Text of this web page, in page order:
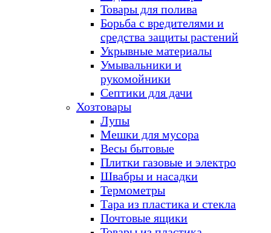
Товары для полива
Борьба с вредителями и
средства защиты растений
Укрывные материалы
Умывальники и
рукомойники
Септики для дачи
Хозтовары
Лупы
Мешки для мусора
Весы бытовые
Плитки газовые и электро
Швабры и насадки
Термометры
Тара из пластика и стекла
Почтовые ящики